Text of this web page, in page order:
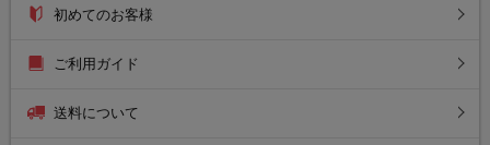
初めてのお客様
ご利用ガイド
送料について